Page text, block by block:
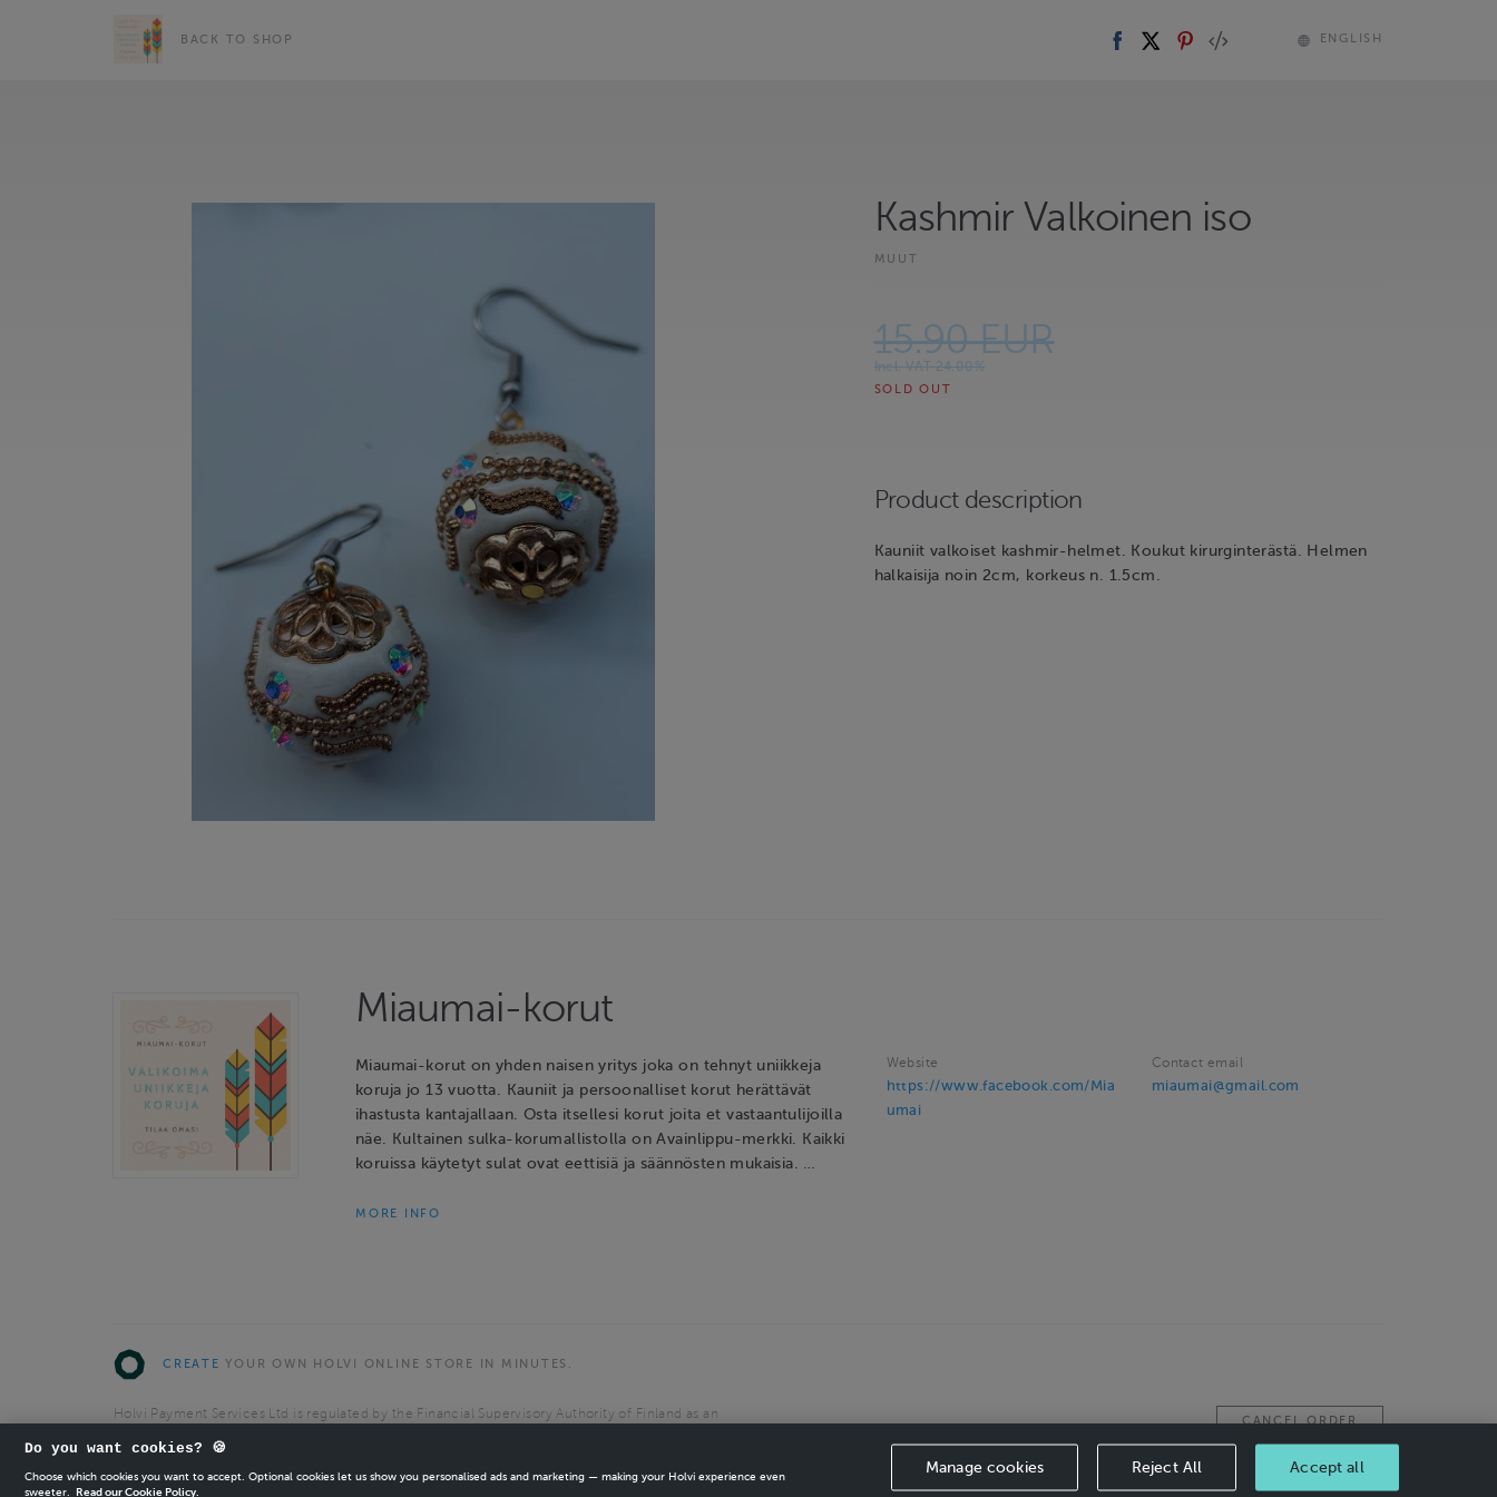
BACK TO SHOP ENGLISH
Kashmir Valkoinen iso
MUUT
15.90 EUR
Incl. VAT 24.00%
SOLD OUT
Product description
Kauniit valkoiset kashmir-helmet. Koukut kirurginterästä. Helmen
halkaisija noin 2cm, korkeus n. 1.5cm.
Miaumai-korut
Miaumai-korut on yhden naisen yritys joka on tehnyt uniikkeja
koruja jo 13 vuotta. Kauniit ja persoonalliset korut herättävät
ihastusta kantajallaan. Osta itsellesi korut joita et vastaantulijoilla
näe. Kultainen sulka-korumallistolla on Avainlippu-merkki. Kaikki
koruissa käytetyt sulat ovat eettisiä ja säännösten mukaisia. …
MORE INFO
Website
https://www.facebook.com/Mia
umai
Contact email
miaumai@gmail.com
CREATE YOUR OWN HOLVI ONLINE STORE IN MINUTES.
Holvi Payment Services Ltd is regulated by the Financial Supervisory Authority of Finland as an
CANCEL ORDER
Do you want cookies? 🍪
Choose which cookies you want to accept. Optional cookies let us show you personalised ads and marketing — making your Holvi experience even
sweeter.
Read our Cookie Policy.
Manage cookies Reject All Accept all